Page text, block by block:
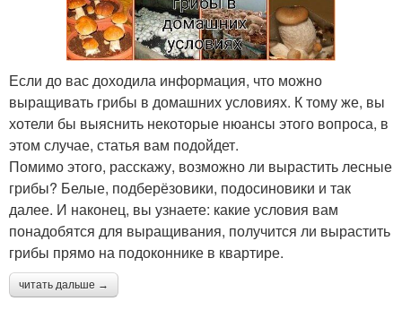
Если до вас доходила информация, что можно
выращивать грибы в домашних условиях. К тому же, вы
хотели бы выяснить некоторые нюансы этого вопроса, в
этом случае, статья вам подойдет.
Помимо этого, расскажу, возможно ли вырастить лесные
грибы? Белые, подберёзовики, подосиновики и так
далее. И наконец, вы узнаете: какие условия вам
понадобятся для выращивания, получится ли вырастить
грибы прямо на подоконнике в квартире.
читать дальше →